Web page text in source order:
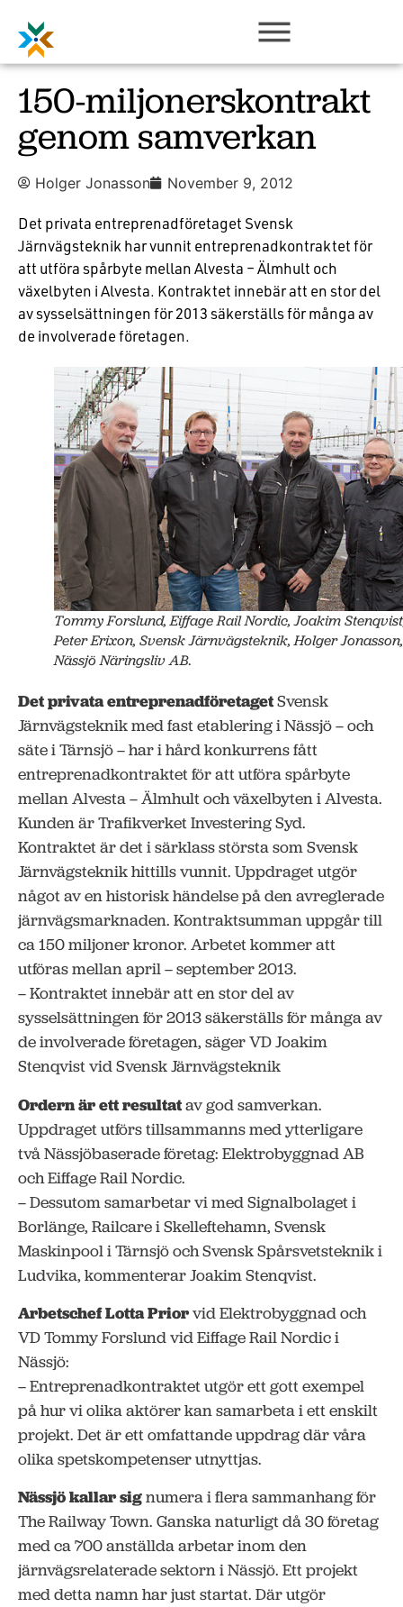
150-miljonerskontrakt
genom samverkan
Holger Jonasson November 9, 2012
Det privata entreprenadföretaget Svensk
Järnvägsteknik har vunnit entreprenadkontraktet för
att utföra spårbyte mellan Alvesta – Älmhult och
växelbyten i Alvesta. Kontraktet innebär att en stor del
av sysselsättningen för 2013 säkerställs för många av
de involverade företagen.
Tommy Forslund, Eiffage Rail Nordic, Joakim
Peter Erixon, Svensk Järnvägsteknik, Holger Jonasson,
Nässjö Näringsliv AB.
Det privata entreprenadföretagetSvensk
Järnvägsteknik med fast etablering i Nässjö – och
säte i Tärnsjö – har i hård konkurrens fått
entreprenadkontraktet för att utföra spårbyte
mellan Alvesta – Älmhult och växelbyten i Alvesta.
Kunden är Trafikverket Investering Syd.
Kontraktet är det i särklass största som Svensk
Järnvägsteknik hittills vunnit. Uppdraget utgör
något av en historisk händelse på den avreglerade
järnvägsmarknaden. Kontraktsumman uppgår till
ca 150 miljoner kronor. Arbetet kommer att
utföras mellan april – september 2013.
– Kontraktet innebär att en stor del av
sysselsättningen för 2013 säkerställs för många av
de involverade företagen, säger VD Joakim
Stenqvist vid Svensk Järnvägsteknik
Ordern är ett resultatav god samverkan.
Uppdraget utförs tillsammanns med ytterligare
två Nässjöbaserade företag: Elektrobyggnad AB
och Eiffage Rail Nordic.
– Dessutom samarbetar vi med Signalbolaget i
Borlänge, Railcare i Skelleftehamn, Svensk
Maskinpool i Tärnsjö och Svensk Spårsvetsteknik i
Ludvika, kommenterar Joakim Stenqvist.
Arbetschef Lotta Priorvid Elektrobyggnad och
VD Tommy Forslund vid Eiffage Rail Nordic i
Nässjö:
– Entreprenadkontraktet utgör ett gott exempel
på hur vi olika aktörer kan samarbeta i ett enskilt
projekt. Det är ett omfattande uppdrag där våra
olika spetskompetenser utnyttjas.
Nässjö kallar signumera i flera sammanhang för
The Railway Town. Ganska naturligt då 30 företag
med ca 700 anställda arbetar inom den
järnvägsrelaterade sektorn i Nässjö. Ett projekt
med detta namn har just startat. Där utgör